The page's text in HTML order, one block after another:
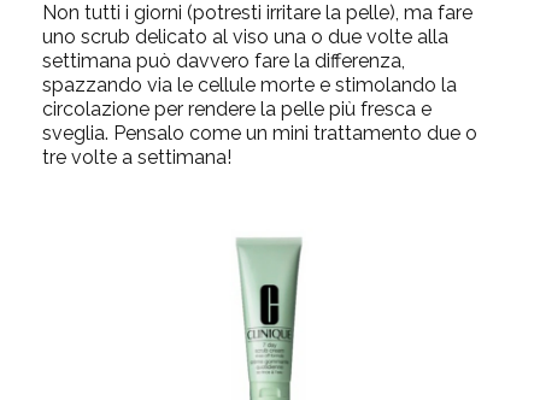
Non tutti i giorni (potresti irritare la pelle), ma fare
uno scrub delicato al viso una o due volte alla
settimana può davvero fare la differenza,
spazzando via le cellule morte e stimolando la
circolazione per rendere la pelle più fresca e
sveglia. Pensalo come un mini trattamento due o
tre volte a settimana!